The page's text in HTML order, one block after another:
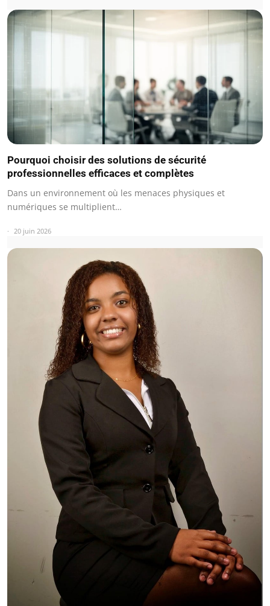
Pourquoi choisir des solutions de sécurité
professionnelles efficaces et complètes
Dans un environnement où les menaces physiques et
numériques se multiplient…
20 juin 2026